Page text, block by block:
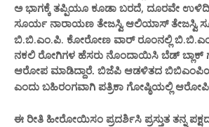
ಅ ಭಾಗಕ್ಕೆ ತಪ್ಪಿಯೂ ಕೂಡಾ ಬರದೆ, ದೂರವೇ
ಸೂರ್ಯ ನಾರಾಯಣ ತೇಜಸ್ವಿಆಲಿಯಾಸ್ತೇಜಸ್ವಿ
ಬಿ.ಬಿ.ಎಂ.ಪಿ. ಕೋರೋಣ ವಾರ್ ರೂಂನಲ್ಲಿ
ನಕಲಿ ರೋಗಿಗಳ ಹೆಸರು ನೊಂದಾಯಿಸಿ ಬೆಡ್ ಬ್ಲಾಕ್
ಆರೋಪ ಮಾಡಿದ್ದಾರೆ. ಬಿಜೆಪಿ ಆಡಳಿತದ
ಎಂದು ಬಹಿರಂಗವಾಗಿ ಪತ್ರಿಕಾ ಗೋಷ್ಠಿಯಲ್ಲಿ
ಈ ರೀತಿ ಹೀರೋಯಿಸಂ ಪ್ರದರ್ಶಿಸಿ ಪ್ರಸ್ತುತ ತನ್ನ